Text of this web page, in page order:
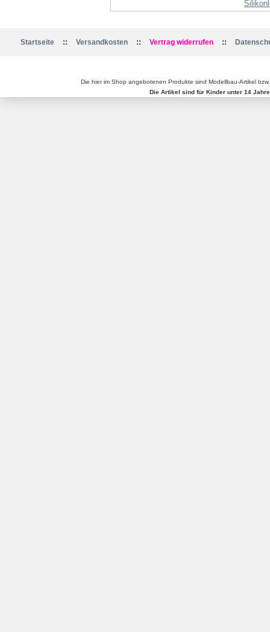
Startseite :: Versandkosten :: Vertrag widerrufen ::
Die hier im Shop angebotenen Produkte sind Modellbau-Artikel
Die Artikel sind für Kinder unter 14